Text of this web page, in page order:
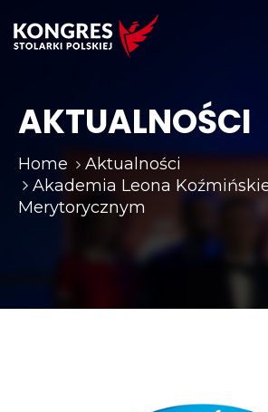
AKTUALNOŚCI
Home
Aktualności
Akademia Leona
Merytorycznym